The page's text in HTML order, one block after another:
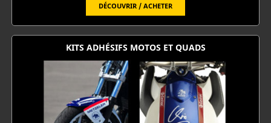
DÉCOUVRIR / ACHETER
KITS ADHÉSIFS MOTOS ET QUADS